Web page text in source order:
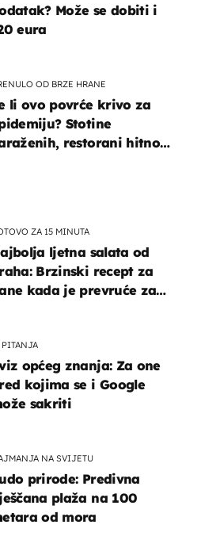
Može se dobiti i
eura
OD BRZE HRANE
li ovo povrće krivo za
Stotine
restorani hitno
ZA 15 MINUTA
ljetna salata od
Brzinski recept za
kada je prevruće za
PITANJA
općeg znanja: Za one
kojima se i Google
sakriti
NA SVIJETU
prirode: Predivna
plaža na 100
od mora